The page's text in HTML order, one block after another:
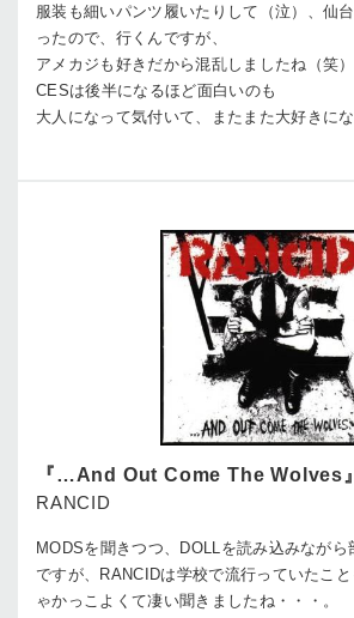
服装も細いパンツ履いたりして（泣）、仙
ったので、行くんですが、
アメカジも好きだから混乱しましたね（笑
CESは後半になるほど面白いのも
大人になって気付いて、またまた大好きにな
『…And Out Come The Wolves』
RANCID
MODSを聞きつつ、DOLLを読み込みなが
ですが、RANCIDは学校で流行っていたこ
ゃかっこよくて凄い聞きましたね・・・。